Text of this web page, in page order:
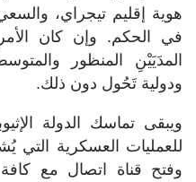
هوية إقليم تيجراي،
في الحكم. وإن كان
المدَيَيْنِ المنظور
ودولية تَحُول دون ذلك.
ويبقى تماسك الدولة
للعمليات العسكرية التي
وفتح قناة اتصال مع